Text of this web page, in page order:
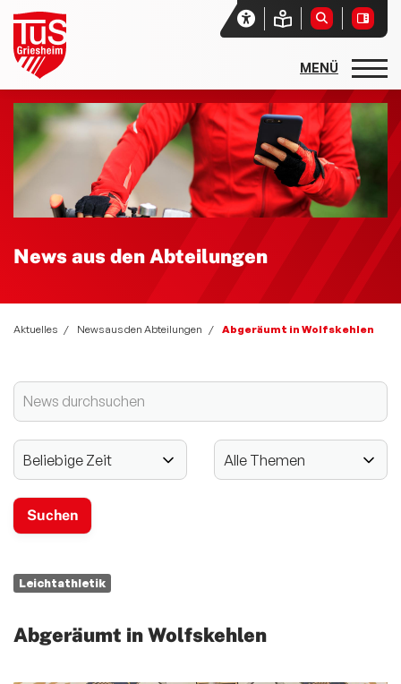
News aus den Abteilungen
Aktuelles News aus den Abteilungen Abgeräumt in Wolfskehlen
Leichtathletik
Abgeräumt in Wolfskehlen
Startseite
Unser Verein
Aktuelles
Sport- und Spielfest 2026 - Sport und Spiel ohne Grenzen
News aus den Abteilungen
Newsletter
Vereinssport
Mitglieder-Service
Verantwortung